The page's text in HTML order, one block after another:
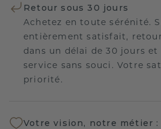
Retour sous 30 jours
Achetez en toute sérénité.
entièrement satisfait,
dans un délai de 30 jours et
service sans souci. Votre
priorité.
Votre vision, notre métier :